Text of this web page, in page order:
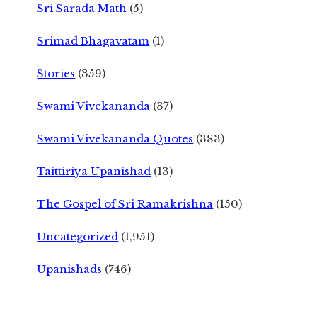
Sri Sarada Math (5)
Srimad Bhagavatam (1)
Stories (359)
Swami Vivekananda (37)
Swami Vivekananda Quotes (383)
Taittiriya Upanishad (13)
The Gospel of Sri Ramakrishna (150)
Uncategorized (1,951)
Upanishads (746)